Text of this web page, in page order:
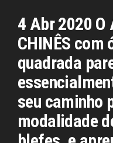
4 Abr 2020 O
CHINÊS com
quadrada
seu caminho
modalidade